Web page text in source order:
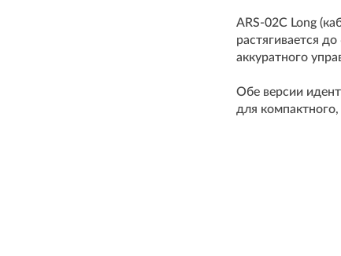
ARS-02C Long
растягивается
аккуратного
Обе версии
для